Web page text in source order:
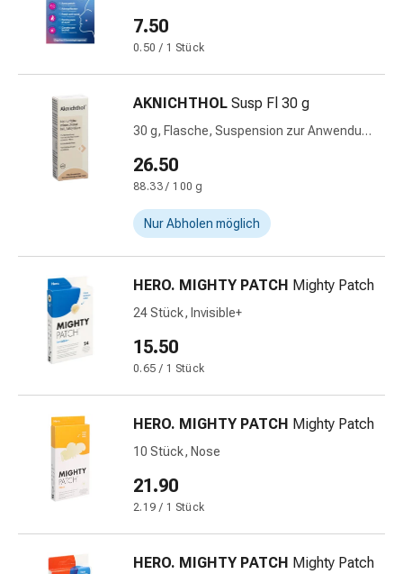
Kompressions-
Strümpfe
Kreislaufbeschwerden
Rauchstopp
Herznerven-
Störung
Gedächtnis-
Konzentrationsstörung
Heuschnupfen
Antiallergika
Nase
Darm
Durchfall
Magenbrennen
Übelkeit
Blähungen
7.50
0.50 / 1 Stück
AKNICHTHOL Susp Fl 30 g
30 g, Flasche, Suspension zur Anwendung
26.50
88.33 / 100 g
Nur Abholen möglich
HERO. MIGHTY PATCH Mighty Patch
24 Stück, Invisible+
15.50
0.65 / 1 Stück
HERO. MIGHTY PATCH Mighty Patch
10 Stück, Nose
21.90
2.19 / 1 Stück
HERO. MIGHTY PATCH Mighty Patch